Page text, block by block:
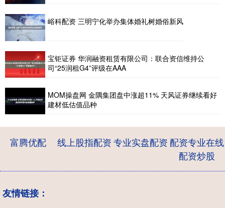
峪科配资 三明宁化举办集体婚礼树婚俗新风
宝钜证券 华润融资租赁有限公司：联合资信维持公
司“25润租G4”评级在AAA
MOM操盘网 金隅集团盘中涨超11% 天风证券继续看好
建材低估值品种
富腾优配 线上股指配资专业实盘配资配资专业在线
配资炒股
友情链接：